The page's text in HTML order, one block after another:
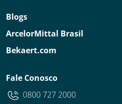
Blogs
ArcelorMittal Brasil
Bekaert.com
Fale Conosco
0800 727 2000